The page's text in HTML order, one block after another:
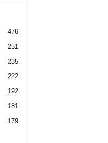
476
251
235
222
192
181
179